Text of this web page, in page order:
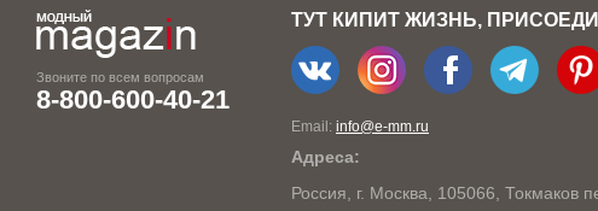
Звоните по всем вопросам
8-800-600-40-21
ТУТ КИПИТ ЖИЗНЬ,
Email: info@e-mm.ru
Адреса:
Россия, г. Москва, 105066,